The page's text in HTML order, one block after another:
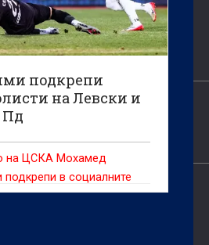
подкрепи
на Левски и
Пд
на ЦСКА Мохамед
подкрепи в социалните
си съотборник в